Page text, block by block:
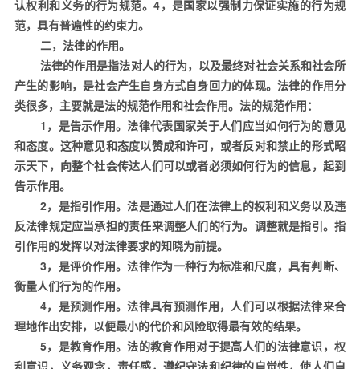
认权利和义务的行为规范。4，是国家以强制力保证实施的行为规
范，具有普遍性的约束力。
二，法律的作用。
法律的作用是指法对人的行为，以及最终对社会关系和社会所
产生的影响，是社会产生自身方式自身回力的体现。法律的作用分
类很多，主要就是法的规范作用和社会作用。法的规范作用：
1 ，是告示作用。法律代表国家关于人们应当如何行为的意见
和态度。这种意见和态度以赞成和许可，或者反对和禁止的形式昭
示天下，向整个社会传达人们可以或者必须如何行为的信息，起到
告示作用。
2，是指引作用。法是通过人们在法律上的权利和义务以及违
反法律规定应当承担的责任来调整人们的行为。调整就是指引。指
引作用的发挥以对法律要求的知晓为前提。
3，是评价作用。法律作为一种行为标准和尺度，具有判断、
衡量人们行为的作用。
4，是预测作用。法律具有预测作用，人们可以根据法律来合
理地作出安排，以便最小的代价和风险取得最有效的结果。
5，是教育作用。法的教育作用对于提高人们的法律意识，权
利意识，义务观念，责任感，遵纪守法和纪律的自觉性，使人们自